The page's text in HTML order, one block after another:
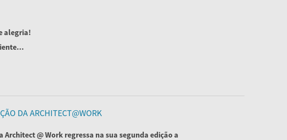
alegria!
DA ARCHITECT@WORK
@ Work regressa na sua segunda edição a